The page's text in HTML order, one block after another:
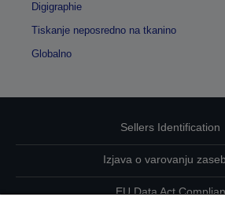
Digigraphie
Tiskanje neposredno na tkanino
Globalno
Sellers Identification
Izjava o varovanju
EU Data Act